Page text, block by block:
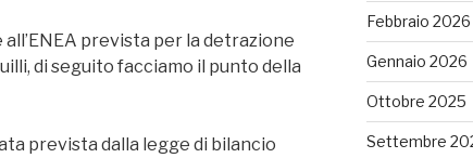
prevista per la detrazione
di seguito facciamo il punto della
prevista dalla legge di bilancio
Febbraio 2026
Gennaio 2026
Ottobre 2025
Settembre